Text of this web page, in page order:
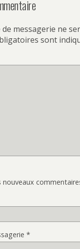
messagerie ne
sont
nouveaux
*